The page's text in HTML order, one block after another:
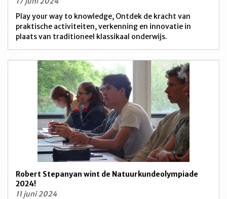
Play your way to knowledge, Ontdek de kracht van
praktische activiteiten, verkenning en innovatie in
plaats van traditioneel klassikaal onderwijs.
Robert Stepanyan wint de Natuurkundeolympiade
2024!
11 juni 2024